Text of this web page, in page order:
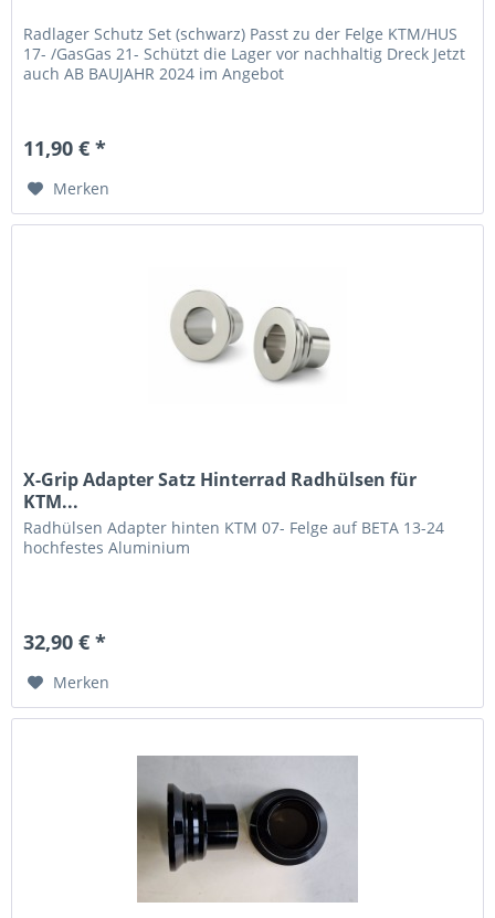
Radlager Schutz Set (schwarz) Passt zu der Felge KTM/HUS
17- /GasGas 21- Schützt die Lager vor nachhaltig Dreck Jetzt
auch AB BAUJAHR 2024 im Angebot
11,90 € *
Merken
X-Grip Adapter Satz Hinterrad Radhülsen für
KTM...
Radhülsen Adapter hinten KTM 07- Felge auf BETA 13-24
hochfestes Aluminium
32,90 € *
Merken